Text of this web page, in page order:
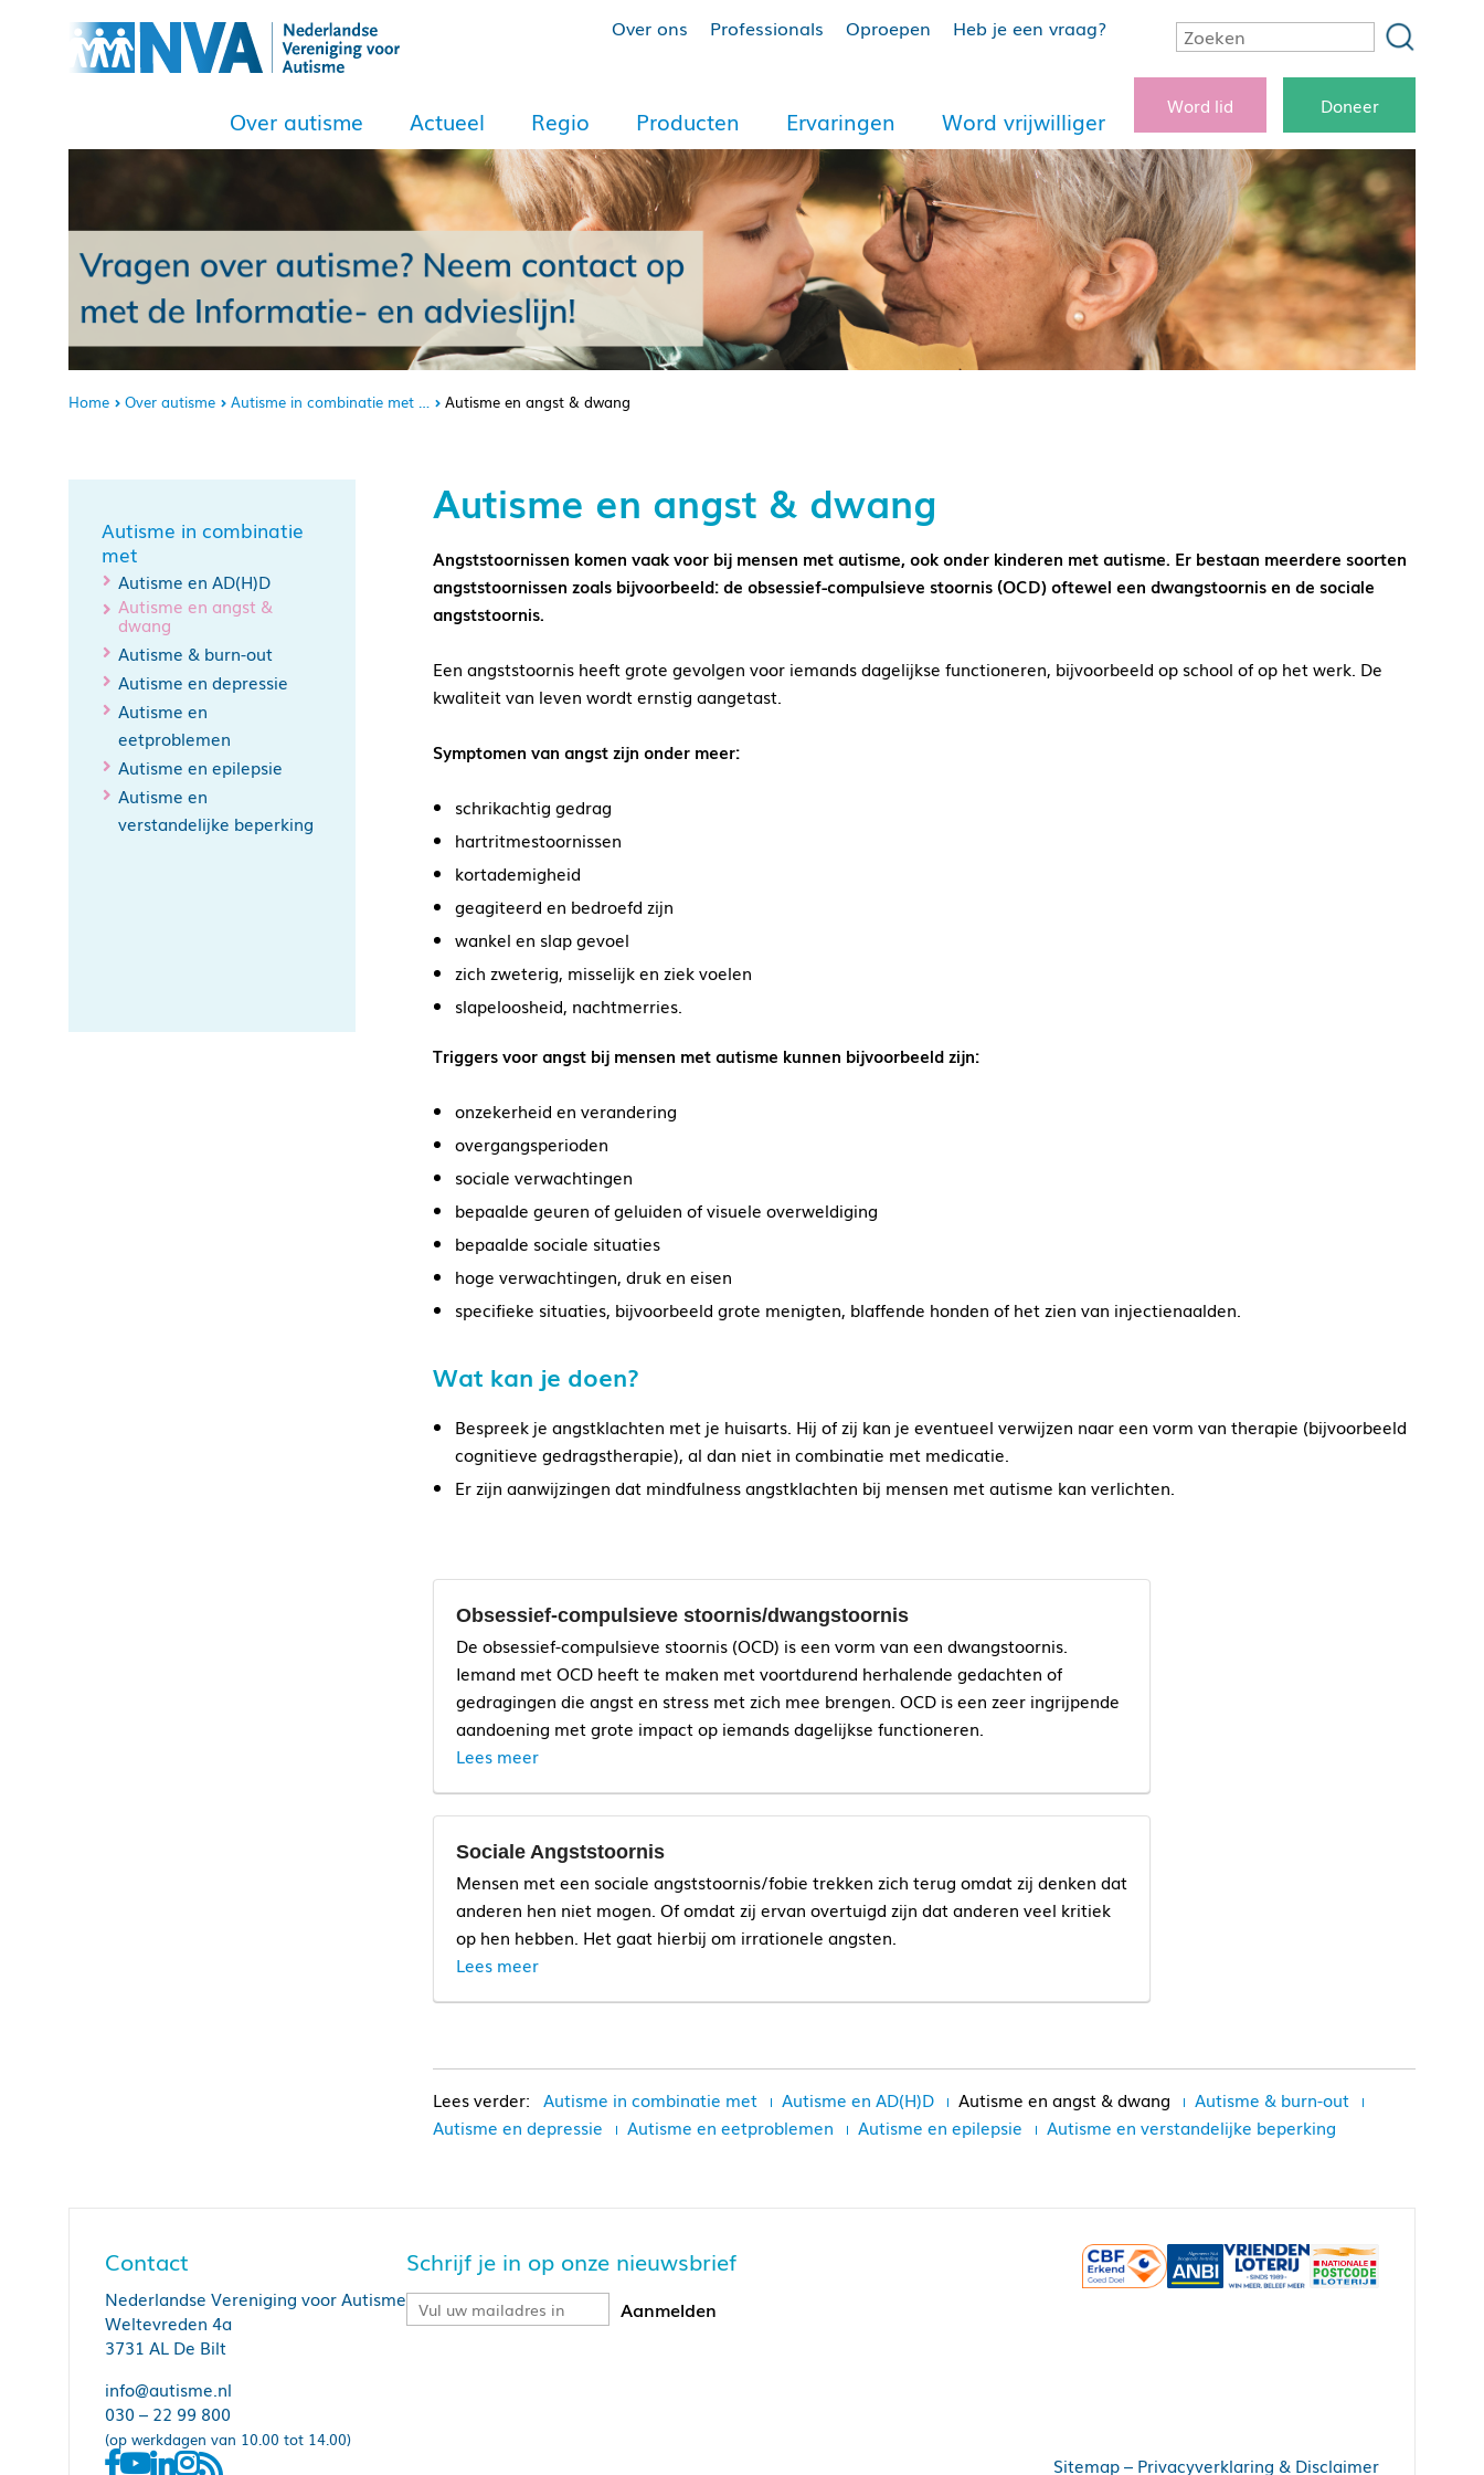
Over ons Professionals Oproepen Heb je een vraag?
Over autisme Actueel Regio Producten Ervaringen Word vrijwilliger
Word lid Doneer
Home Over autisme Autisme in combinatie met … Autisme en angst & dwang
Autisme in combinatie
met
Autisme en AD(H)D
Autisme en angst &
dwang
Autisme & burn-out
Autisme en depressie
Autisme en
eetproblemen
Autisme en epilepsie
Autisme en
verstandelijke beperking
Autisme en angst & dwang
Angststoornissen komen vaak voor bij mensen met autisme, ook onder kinderen met autisme. Er bestaan meerdere soorten
angststoornissen zoals bijvoorbeeld: de obsessief-compulsieve stoornis (OCD) oftewel een dwangstoornis en de sociale
angststoornis.
Een angststoornis heeft grote gevolgen voor iemands dagelijkse functioneren, bijvoorbeeld op school of op het werk. De
kwaliteit van leven wordt ernstig aangetast.
Symptomen van angst zijn onder meer:
schrikachtig gedrag
hartritmestoornissen
kortademigheid
geagiteerd en bedroefd zijn
wankel en slap gevoel
zich zweterig, misselijk en ziek voelen
slapeloosheid, nachtmerries.
Triggers voor angst bij mensen met autisme kunnen bijvoorbeeld zijn:
onzekerheid en verandering
overgangsperioden
sociale verwachtingen
bepaalde geuren of geluiden of visuele overweldiging
bepaalde sociale situaties
hoge verwachtingen, druk en eisen
specifieke situaties, bijvoorbeeld grote menigten, blaffende honden of het zien van injectienaalden.
Wat kan je doen?
Bespreek je angstklachten met je huisarts. Hij of zij kan je eventueel verwijzen naar een vorm van therapie (bijvoorbeeld
cognitieve gedragstherapie), al dan niet in combinatie met medicatie.
Er zijn aanwijzingen dat mindfulness angstklachten bij mensen met autisme kan verlichten.
Obsessief-compulsieve stoornis/dwangstoornis
De obsessief-compulsieve stoornis (OCD) is een vorm van een dwangstoornis.
Iemand met OCD heeft te maken met voortdurend herhalende gedachten of
gedragingen die angst en stress met zich mee brengen. OCD is een zeer ingrijpende
aandoening met grote impact op iemands dagelijkse functioneren.
Lees meer
Sociale Angststoornis
Mensen met een sociale angststoornis/fobie trekken zich terug omdat zij denken dat
anderen hen niet mogen. Of omdat zij ervan overtuigd zijn dat anderen veel kritiek
op hen hebben. Het gaat hierbij om irrationele angsten.
Lees meer
Autisme in combinatie met Autisme en AD(H)D Autisme en angst & dwang
Autisme & burn-out
Autisme en depressie
Autisme en eetproblemen Autisme en epilepsie Autisme en verstandelijke beperking
Contact
Nederlandse Vereniging voor Autisme
Weltevreden 4a
3731 AL De Bilt
info@autisme.nl
030 – 22 99 800
(op werkdagen van 10.00 tot 14.00)
Schrijf je in op onze nieuwsbrief
Sitemap– Privacyverklaring & Disclaimer